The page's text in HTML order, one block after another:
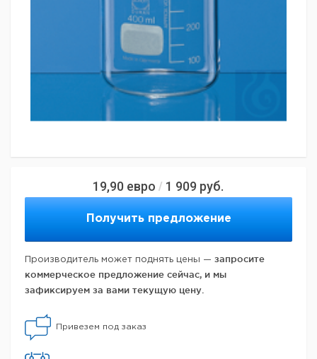
19,90 евро / 1 909 руб.
Получить предложение
Производитель может поднять цены — запросите
коммерческое предложение сейчас, и мы
зафиксируем за вами текущую цену.
Привезем под заказ